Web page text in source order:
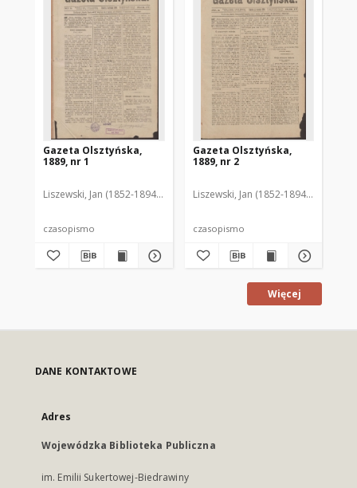
Gazeta Olsztyńska,
1889, nr 1
Liszewski, Jan (1852-1894). Red.
czasopismo
Gazeta Olsztyńska,
1889, nr 2
Liszewski, Jan (1852-1894). Red.
czasopismo
Więcej
DANE KONTAKTOWE
Adres
Wojewódzka Biblioteka Publiczna
im. Emilii Sukertowej-Biedrawiny